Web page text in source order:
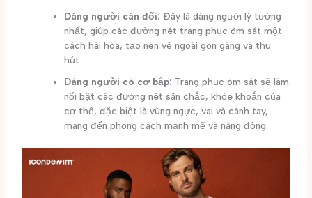
Dáng người cân đối: Đây là dáng người lý tưởng
nhất, giúp các đường nét trang phục ôm sát một
cách hài hòa, tạo nên vẻ ngoài gọn gàng và thu
hút.
Dáng người có cơ bắp: Trang phục ôm sát sẽ làm
nổi bật các đường nét săn chắc, khỏe khoắn của
cơ thể, đặc biệt là vùng ngực, vai và cánh tay,
mang đến phong cách mạnh mẽ và năng động.